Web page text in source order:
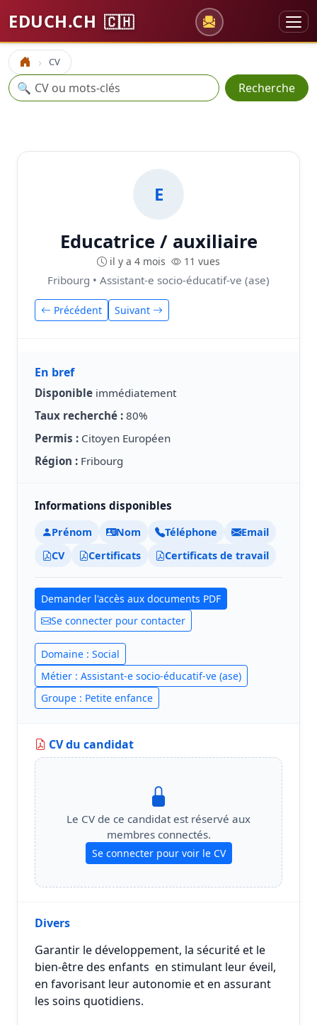
EDUCH.CH 🇨🇭
Accueil CV
Recherche
🔍 Recherche
E
Educatrice / auxiliaire
il y a 4 mois 11 vues
Fribourg • Assistant-e socio-éducatif-ve (ase)
Précédent Suivant
En bref
Disponible immédiatement
Taux recherché : 80%
Permis : Citoyen Européen
Région : Fribourg
Informations disponibles
Prénom Nom Téléphone
Email
CV
Certificats Certificats de travail
Demander l'accès aux documents PDF
Se connecter pour contacter
Domaine : Social
Métier : Assistant-e socio-éducatif-ve (ase)
Groupe : Petite enfance
CV du candidat
Le CV de ce candidat est réservé aux
membres connectés.
Se connecter pour voir le CV
Divers
Garantir le développement, la sécurité et le
bien-être des enfants en stimulant leur éveil,
en favorisant leur autonomie et en assurant
les soins quotidiens.